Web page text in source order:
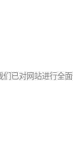
已对网站进行全